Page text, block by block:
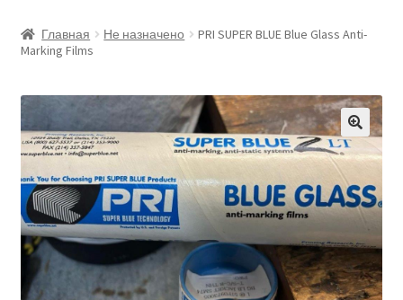
Главная Не назначено
PRI SUPER BLUE Blue Glass Anti-
Marking Films